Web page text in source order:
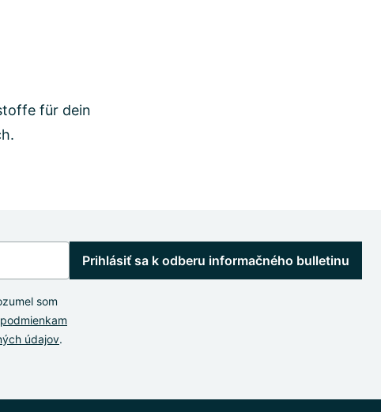
für dein
som
údajov.
Prihlásiť sa k odberu informačného bulletinu